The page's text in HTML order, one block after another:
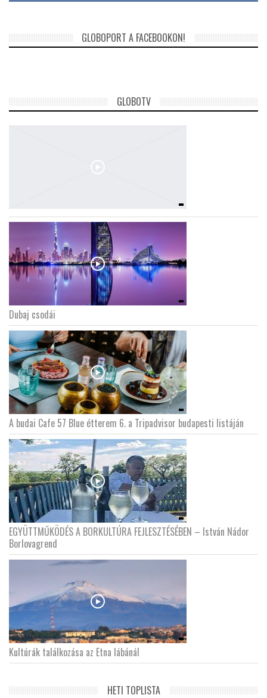
GLOBOPORT A FACEBOOKON!
GLOBOTV
Dubaj csodái
A budai Cafe 57 Blue étterem 6. a Tripadvisor budapesti listáján
EGYÜTTMŰKÖDÉS A BORKULTÚRA FEJLESZTÉSÉBEN – István Nádor
Borlovagrend
Kultúrák találkozása az Etna lábánál
HETI TOPLISTA